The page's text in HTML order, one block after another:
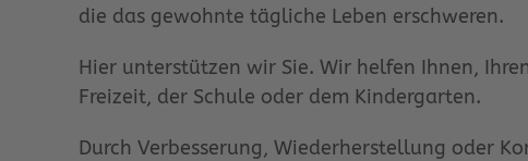
die das gewohnte tägliche Leben erschweren.
Hier unterstützen wir Sie. Wir helfen Ihnen,
Freizeit, der Schule oder dem Kindergarten.
Durch Verbesserung, Wiederherstellung oder